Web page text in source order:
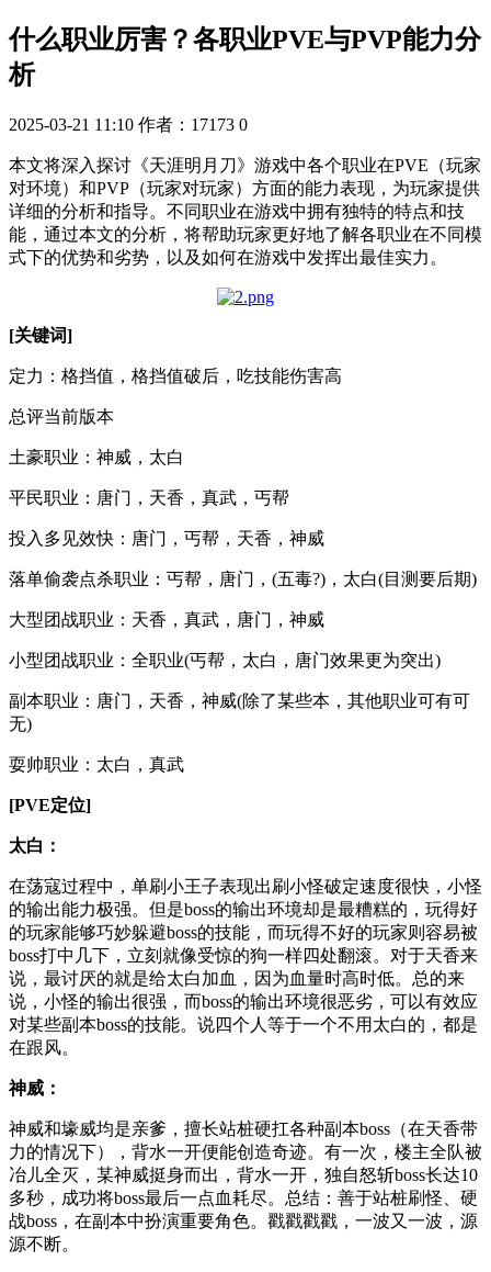
什么职业厉害？各职业PVE与PVP能力分
析
2025-03-21 11:10 作者：17173 0
本文将深入探讨《天涯明月刀》游戏中各个职业在PVE（玩家
对环境）和PVP（玩家对玩家）方面的能力表现，为玩家提供
详细的分析和指导。不同职业在游戏中拥有独特的特点和技
能，通过本文的分析，将帮助玩家更好地了解各职业在不同模
式下的优势和劣势，以及如何在游戏中发挥出最佳实力。
[关键词]
定力：格挡值，格挡值破后，吃技能伤害高
总评当前版本
土豪职业：神威，太白
平民职业：唐门，天香，真武，丐帮
投入多见效快：唐门，丐帮，天香，神威
落单偷袭点杀职业：丐帮，唐门，(五毒?)，太白(目测要后期)
大型团战职业：天香，真武，唐门，神威
小型团战职业：全职业(丐帮，太白，唐门效果更为突出)
副本职业：唐门，天香，神威(除了某些本，其他职业可有可
无)
耍帅职业：太白，真武
[PVE定位]
太白：
在荡寇过程中，单刷小王子表现出刷小怪破定速度很快，小怪
的输出能力极强。但是boss的输出环境却是最糟糕的，玩得好
的玩家能够巧妙躲避boss的技能，而玩得不好的玩家则容易被
boss打中几下，立刻就像受惊的狗一样四处翻滚。对于天香来
说，最讨厌的就是给太白加血，因为血量时高时低。总的来
说，小怪的输出很强，而boss的输出环境很恶劣，可以有效应
对某些副本boss的技能。说四个人等于一个不用太白的，都是
在跟风。
神威：
神威和壕威均是亲爹，擅长站桩硬扛各种副本boss（在天香带
力的情况下），背水一开便能创造奇迹。有一次，楼主全队被
冶儿全灭，某神威挺身而出，背水一开，独自怒斩boss长达10
多秒，成功将boss最后一点血耗尽。总结：善于站桩刷怪、硬
战boss，在副本中扮演重要角色。戳戳戳戳，一波又一波，源
源不断。